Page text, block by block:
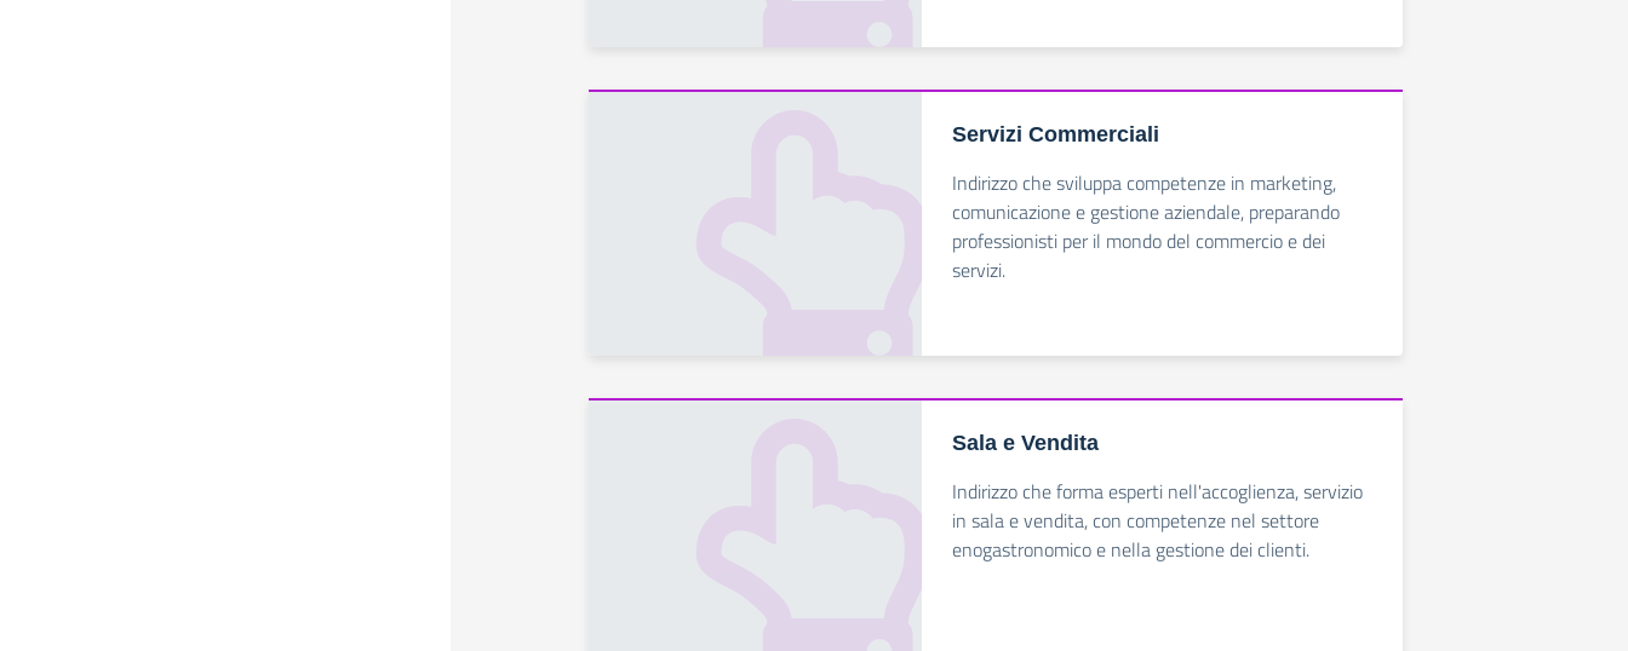
Servizi Commerciali
Indirizzo che sviluppa competenze in marketing,
comunicazione e gestione aziendale, preparando
professionisti per il mondo del commercio e dei
servizi.
Sala e Vendita
Indirizzo che forma esperti nell'accoglienza, servizio
in sala e vendita, con competenze nel settore
enogastronomico e nella gestione dei clienti.